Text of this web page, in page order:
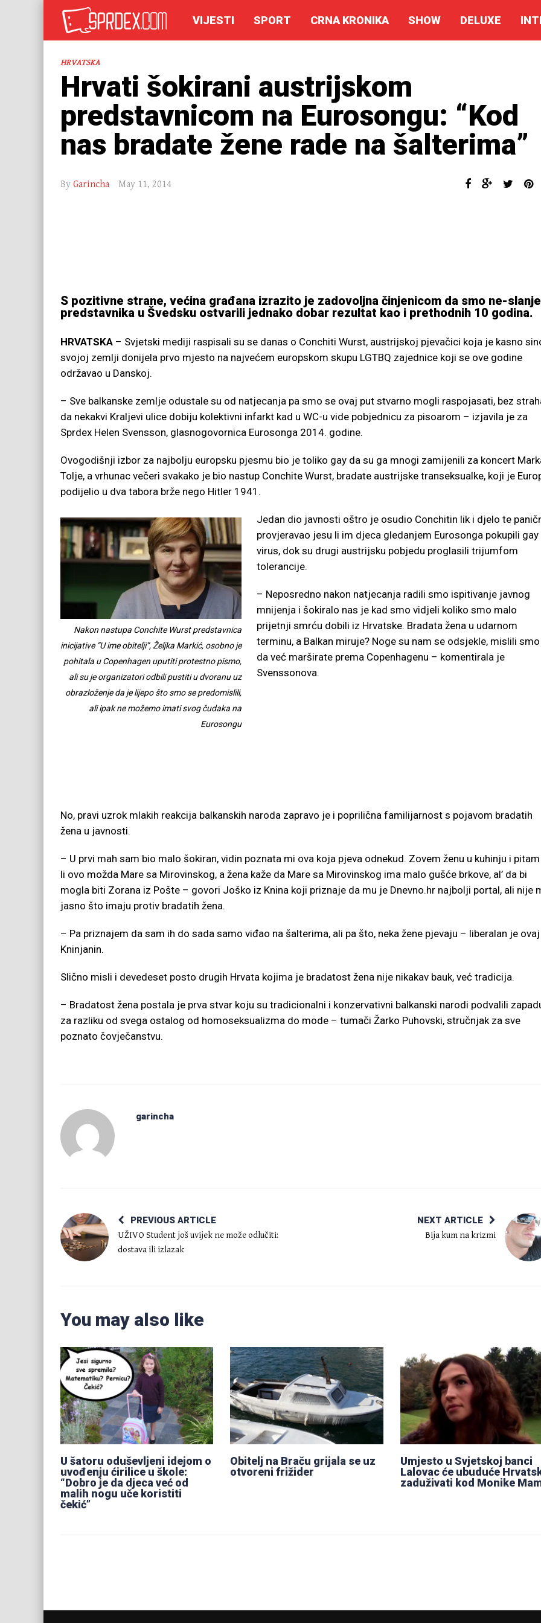
VIJESTI SPORT CRNA KRONIKA SHOW DELUXE
HRVATSKA
Hrvati šokirani austrijskom
predstavnicom na Eurosongu: “Kod
nas bradate žene rade na šalterima”
By Garincha May 11, 2014
S pozitivne strane, većina građana izrazito je zadovoljna činjenicom da smo ne-
predstavnika u Švedsku ostvarili jednako dobar rezultat kao i prethodnih 10 godina.
HRVATSKA – Svjetski mediji raspisali su se danas o Conchiti Wurst, austrijskoj pjevačici koja je kasno
svojoj zemlji donijela prvo mjesto na najvećem europskom skupu LGTBQ zajednice koji se ove godine
održavao u Danskoj.
– Sve balkanske zemlje odustale su od natjecanja pa smo se ovaj put stvarno mogli raspojasati, bez
da nekakvi Kraljevi ulice dobiju kolektivni infarkt kad u WC-u vide pobjednicu za pisoarom – izjavila je za
Sprdex Helen Svensson, glasnogovornica Eurosonga 2014. godine.
Ovogodišnji izbor za najbolju europsku pjesmu bio je toliko gay da su ga mnogi zamijenili za koncert
Tolje, a vrhunac večeri svakako je bio nastup Conchite Wurst, bradate austrijske transeksualke, koji je
podijelio u dva tabora brže nego Hitler 1941.
Nakon nastupa Conchite Wurst predstavnica
inicijative ”U ime obitelji”, Željka Markić, osobno je
pohitala u Copenhagen uputiti protestno pismo,
ali su je organizatori odbili pustiti u dvoranu uz
obrazloženje da je lijepo što smo se predomislili,
ali ipak ne možemo imati svog čudaka na
Eurosongu
Jedan dio javnosti oštro je osudio Conchitin lik i djelo te
provjeravao jesu li im djeca gledanjem Eurosonga pokupili gay
virus, dok su drugi austrijsku pobjedu proglasili trijumfom
tolerancije.
– Neposredno nakon natjecanja radili smo ispitivanje javnog
mnijenja i šokiralo nas je kad smo vidjeli koliko smo malo
prijetnji smrću dobili iz Hrvatske. Bradata žena u udarnom
terminu, a Balkan miruje? Noge su nam se odsjekle, mislili smo
da već marširate prema Copenhagenu – komentirala je
Svenssonova.
No, pravi uzrok mlakih reakcija balkanskih naroda zapravo je i poprilična familijarnost s pojavom bradatih
žena u javnosti.
– U prvi mah sam bio malo šokiran, vidin poznata mi ova koja pjeva odnekud. Zovem ženu u kuhinju i
li ovo možda Mare sa Mirovinskog, a žena kaže da Mare sa Mirovinskog ima malo gušće brkove, al’ da bi
mogla biti Zorana iz Pošte – govori Joško iz Knina koji priznaje da mu je Dnevno.hr najbolji portal, ali nije
jasno što imaju protiv bradatih žena.
– Pa priznajem da sam ih do sada samo viđao na šalterima, ali pa što, neka žene pjevaju – liberalan je ovaj
Kninjanin.
Slično misli i devedeset posto drugih Hrvata kojima je bradatost žena nije nikakav bauk, već tradicija.
– Bradatost žena postala je prva stvar koju su tradicionalni i konzervativni balkanski narodi podvalili
za razliku od svega ostalog od homoseksualizma do mode – tumači Žarko Puhovski, stručnjak za sve
poznato čovječanstvu.
garincha
PREVIOUS ARTICLE
UŽIVO Student još uvijek ne može odlučiti:
dostava ili izlazak
NEXT ARTICLE
Bija kum na krizmi
You may also like
U šatoru oduševljeni idejom o
uvođenju ćirilice u škole:
“Dobro je da djeca već od
malih nogu uče koristiti
čekić”
Obitelj na Braču grijala se uz
otvoreni frižider
Umjesto u Svjetskoj banci
Lalovac će ubuduće
zaduživati kod Monike